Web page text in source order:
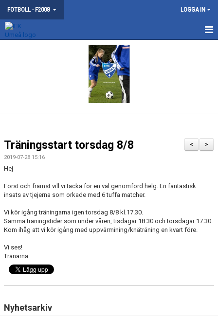
FOTBOLL - F2008 LOGGA IN
BILDGALLERI
DOKUMENT
MATCHER
GÄSTBOK
>
<
Träningsstart torsdag 8/8
2019-07-28 15:16
Hej
Först och främst vill vi tacka för en väl genomförd helg. En fantastisk
insats av tjejerna som orkade med 6 tuffa matcher.
Vi kör igång träningarna igen torsdag 8/8 kl.17.30.
Samma träningstider som under våren, tisdagar 18.30 och torsdagar 17.30.
Kom ihåg att vi kör igång med uppvärmining/knäträning en kvart före.
Vi ses!
Tränarna
Nyhetsarkiv